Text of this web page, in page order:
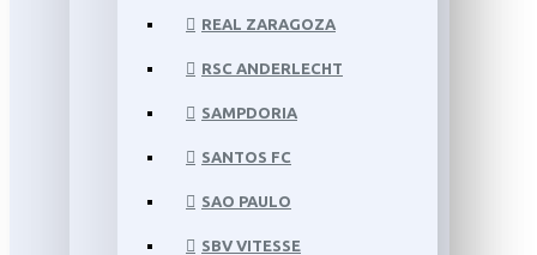
REAL ZARAGOZA
RSC ANDERLECHT
SAMPDORIA
SANTOS FC
SAO PAULO
SBV VITESSE